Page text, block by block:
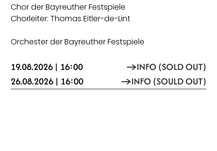
Chor der Bayreuther Festspiele
Chorleiter: Thomas Eitler-de-Lint
Orchester der Bayreuther Festspiele
19.08.2026 | 16:00
INFO (SOLD OUT)
26.08.2026 | 16:00
INFO (SOULD OUT)